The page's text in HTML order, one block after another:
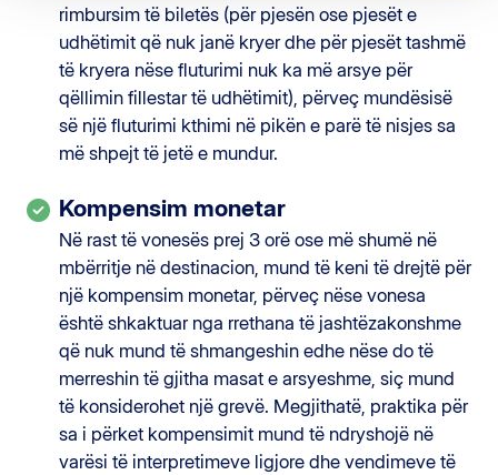
rimbursim të biletës (për pjesën ose pjesët e
udhëtimit që nuk janë kryer dhe për pjesët tashmë
të kryera nëse fluturimi nuk ka më arsye për
qëllimin fillestar të udhëtimit), përveç mundësisë
së një fluturimi kthimi në pikën e parë të nisjes sa
më shpejt të jetë e mundur.
Kompensim monetar
Në rast të vonesës prej 3 orë ose më shumë në
mbërritje në destinacion, mund të keni të drejtë për
një kompensim monetar, përveç nëse vonesa
është shkaktuar nga rrethana të jashtëzakonshme
që nuk mund të shmangeshin edhe nëse do të
merreshin të gjitha masat e arsyeshme, siç mund
të konsiderohet një grevë. Megjithatë, praktika për
sa i përket kompensimit mund të ndryshojë në
varësi të interpretimeve ligjore dhe vendimeve të